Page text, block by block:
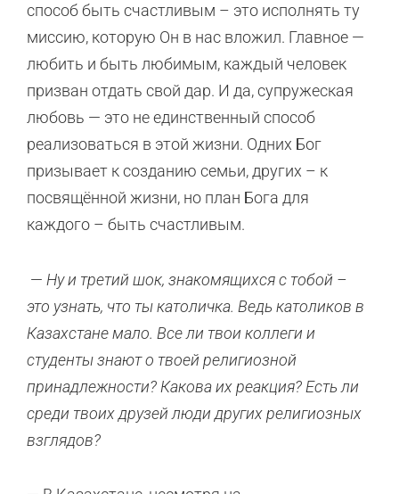
способ быть счастливым – это исполнять ту
миссию, которую Он в нас вложил. Главное —
любить и быть любимым, каждый человек
призван отдать свой дар. И да, супружеская
любовь — это не единственный способ
реализоваться в этой жизни. Одних Бог
призывает к созданию семьи, других – к
посвящённой жизни, но план Бога для
каждого – быть счастливым.
— Ну и третий шок, знакомящихся с тобой –
это узнать, что ты католичка. Ведь католиков в
Казахстане мало. Все ли твои коллеги и
студенты знают о твоей религиозной
принадлежности? Какова их реакция? Есть ли
среди твоих друзей люди других религиозных
взглядов?